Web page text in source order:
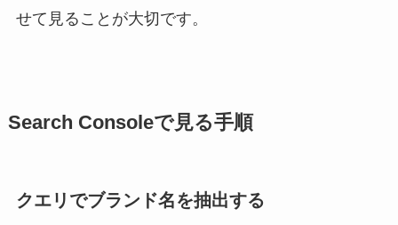
せて見ることが大切です。
Search Consoleで見る手順
クエリでブランド名を抽出する